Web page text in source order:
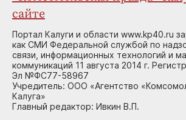
сайте
Портал Калуги и области www.kp40.ru
как СМИ Федеральной службой по
связи, информационных технологий и
коммуникаций 11 августа 2014 г.
Эл №ФС77-58967
Учредитель: ООО «Агентство
Калуга»
Главный редактор: Ивкин В.П.